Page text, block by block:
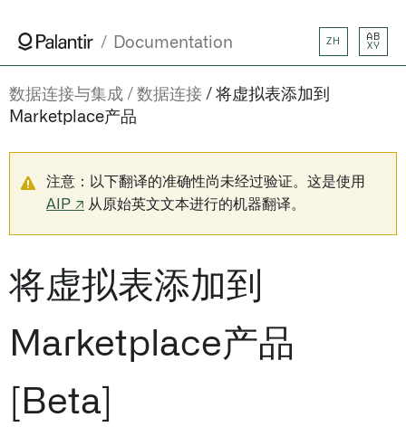
Documentation ZH
AB
XY
数据连接与集成 数据连接
将虚拟表添加到
Marketplace产品
注意：以下翻译的准确性尚未经过验证。这是使用
AIP ↗ 从原始英文文本进行的机器翻译。
将虚拟表添加到
Marketplace产品
[Beta]